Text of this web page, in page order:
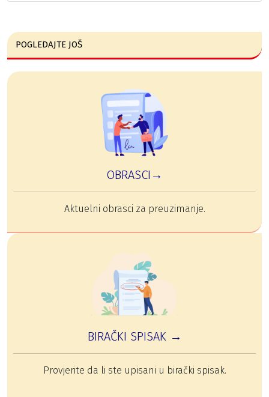
POGLEDAJTE JOŠ
OBRASCI→
Aktuelni obrasci za preuzimanje.
BIRAČKI SPISAK →
Provjerite da li ste upisani u birački spisak.